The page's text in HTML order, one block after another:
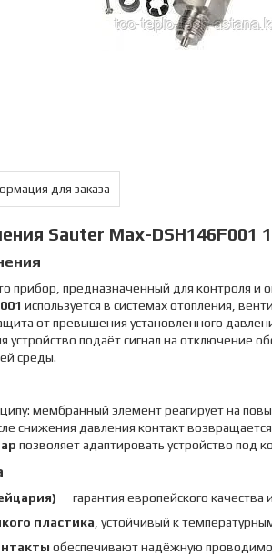
для заказа
Sauter Max-DSH146F001
прибор, предназначенный для контроля и
используется в системах отопления,
от превышения установленного
подаёт сигнал на отключение
среды.
мембранный элемент реагирует на
снижения давления контакт
позволяет адаптировать устройство под
— гарантия европейского качества
пластика , устойчивый к
обеспечивают надёжную